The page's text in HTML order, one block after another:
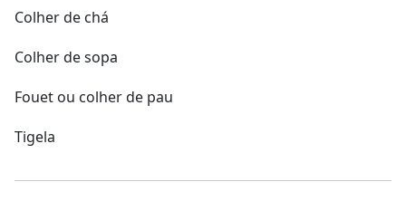
Colher de chá
Colher de sopa
Fouet ou colher de pau
Tigela